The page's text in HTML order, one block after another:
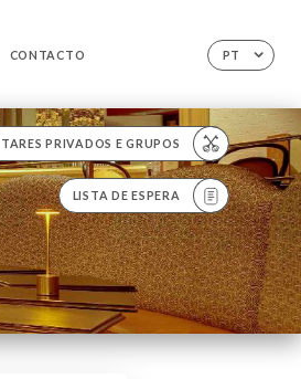
PT
CONTACTO
PRIVADOS E GRUPOS
LISTA DE ESPERA